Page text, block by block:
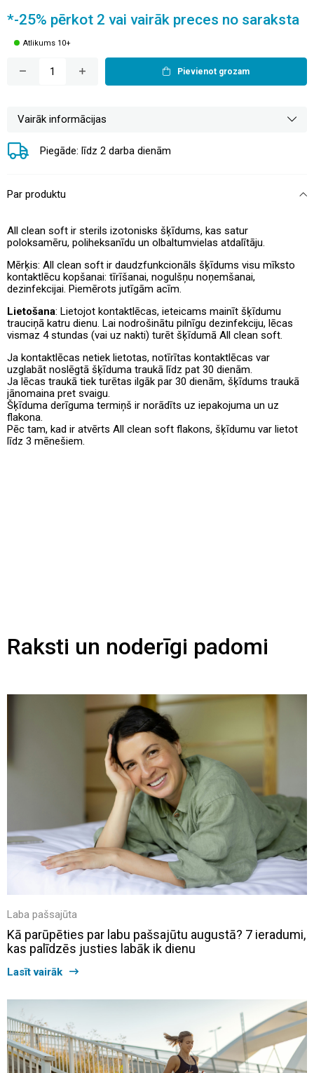
*-25% pērkot 2 vai vairāk preces no saraksta
Atlikums 10+
Pievienot grozam
Vairāk informācijas
Piegāde: līdz 2 darba dienām
Par produktu
All clean soft ir sterils izotonisks šķīdums, kas satur
poloksamēru, poliheksanīdu un olbaltumvielas atdalītāju.
Mērķis: All clean soft ir daudzfunkcionāls šķīdums visu mīksto
kontaktlēcu kopšanai: tīrīšanai, nogulšņu noņemšanai,
dezinfekcijai. Piemērots jutīgām acīm.
Lietošana: Lietojot kontaktlēcas, ieteicams mainīt šķīdumu
trauciņā katru dienu. Lai nodrošinātu pilnīgu dezinfekciju, lēcas
vismaz 4 stundas (vai uz nakti) turēt šķīdumā All clean soft.
Ja kontaktlēcas netiek lietotas, notīrītas kontaktlēcas var
uzglabāt noslēgtā šķīduma traukā līdz pat 30 dienām.
Ja lēcas traukā tiek turētas ilgāk par 30 dienām, šķīdums traukā
jānomaina pret svaigu.
Šķīduma derīguma termiņš ir norādīts uz iepakojuma un uz
flakona.
Pēc tam, kad ir atvērts All clean soft flakons, šķīdumu var lietot
līdz 3 mēnešiem.
Raksti un noderīgi padomi
Laba pašsajūta
Kā parūpēties par labu pašsajūtu augustā? 7 ieradumi,
kas palīdzēs justies labāk ik dienu
Lasīt vairāk